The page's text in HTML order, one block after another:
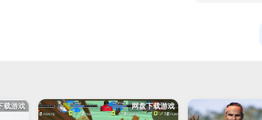
载游戏 网盘下载游戏